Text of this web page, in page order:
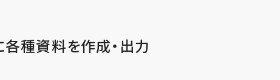
種資料を作成・出力